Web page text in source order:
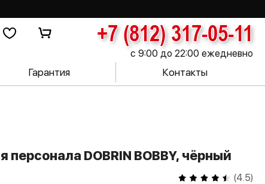
+7 (812) 317-05-11
с 9:00 до 22:00 ежедневно
Гарантия Контакты
персонала DOBRIN BOBBY, чёрный
(4.5)